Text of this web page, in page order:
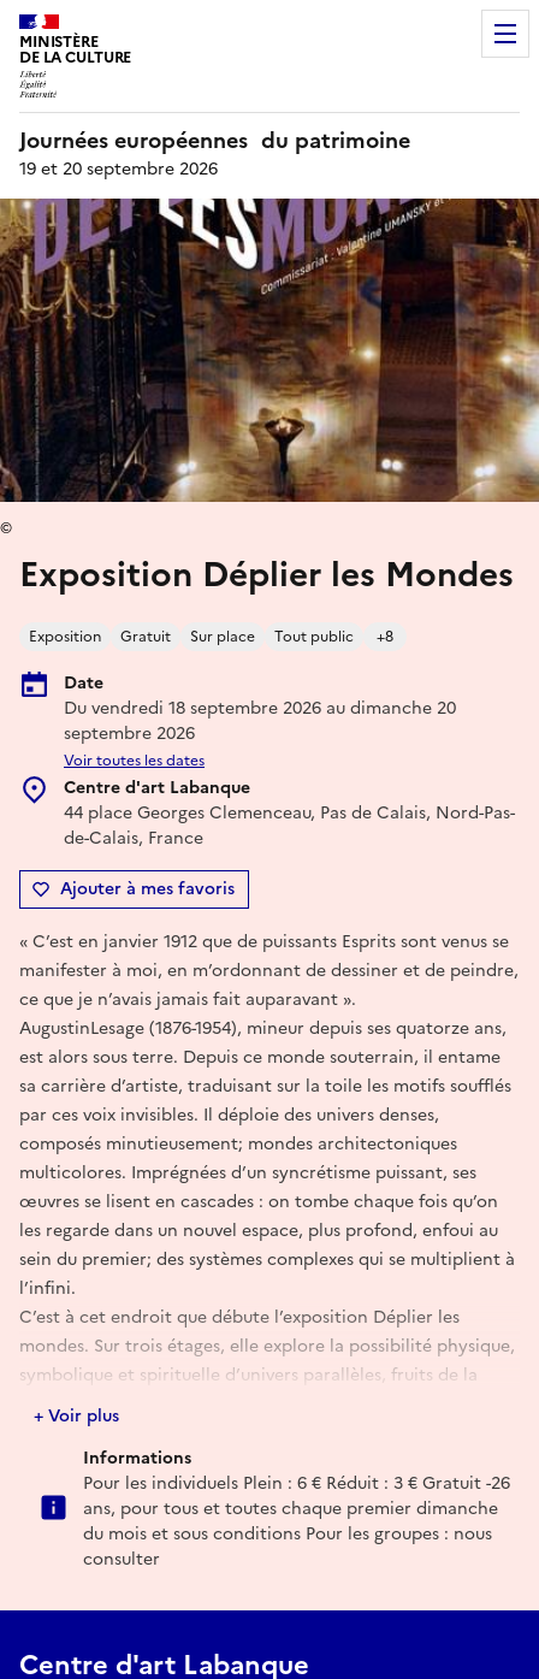
MINISTÈRE
DE LA CULTURE
Journées européennes du patrimoine
19 et 20 septembre 2026
Exposition Déplier les Mondes
Exposition Gratuit Sur place Tout public +8
Date
Du vendredi 18 septembre 2026 au dimanche 20
septembre 2026
Voir toutes les dates
Centre d'art Labanque
44 place Georges Clemenceau, Pas de Calais, Nord-Pas-
de-Calais, France
Ajouter à mes favoris
©
« C’est en janvier 1912 que de puissants Esprits sont venus se
manifester à moi, en m’ordonnant de dessiner et de peindre,
ce que je n’avais jamais fait auparavant ».
AugustinLesage (1876-1954), mineur depuis ses quatorze ans,
est alors sous terre. Depuis ce monde souterrain, il entame
sa carrière d’artiste, traduisant sur la toile les motifs soufflés
par ces voix invisibles. Il déploie des univers denses,
composés minutieusement; mondes architectoniques
multicolores. Imprégnées d’un syncrétisme puissant, ses
œuvres se lisent en cascades : on tombe chaque fois qu’on
les regarde dans un nouvel espace, plus profond, enfoui au
sein du premier; des systèmes complexes qui se multiplient à
l’infini.
C’est à cet endroit que débute l’exposition Déplier les
mondes. Sur trois étages, elle explore la possibilité physique,
symbolique et spirituelle d’univers parallèles, fruits de la
mine, du minerai, de la terre creuse; des espace-temps qui se
superposeraient au nôtre si l’on pliait l’univers comme un
papier de soie. Artistes et commissaires invitent ici les
visiteur.euses à observer l’empreinte de cette trace d’encre
ou de charbon, miroir de notre monde, comme une face B
décalquée, variante de la première.
+ Voir plus
Informations
Pour les individuels Plein : 6 € Réduit : 3 € Gratuit -26
ans, pour tous et toutes chaque premier dimanche
du mois et sous conditions Pour les groupes : nous
consulter
Centre d'art Labanque